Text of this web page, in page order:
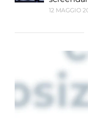
12 MAGGIO